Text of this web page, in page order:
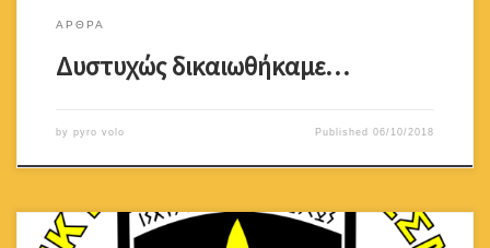
ΑΡΘΡΑ
Δυστυχώς δικαιωθήκαμε…
by pyro volo Published06/10/2018